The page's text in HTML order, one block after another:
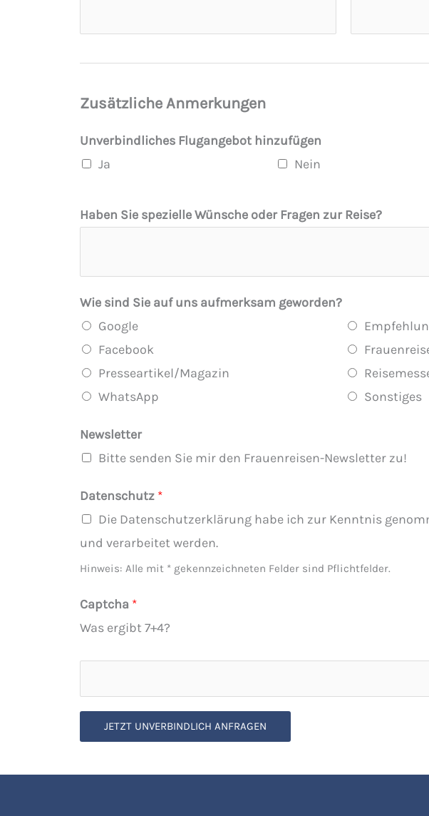
Zusätzliche Anmerkungen
Unverbindliches Flugangebot hinzufügen
Ja
Nein
D
a
e
n
s
c
h
u
z
O
r
t
S
a
t
n
h
Haben Sie spezielle Wünsche oder Fragen zur Reise?
Wie sind Sie auf uns aufmerksam geworden?
Google
Facebook
Presseartikel/Magazin
WhatsApp
Sonstiges
Newsletter
Bitte senden Sie mir den Frauenreisen-Newsletter zu!
Datenschutz *
Die Datenschutzerklärung habe ich zur Kenntnis
und verarbeitet werden.
Hinweis: Alle mit * gekennzeichneten Felder sind Pflichtfelder.
Captcha *
Was ergibt 7+4?
JETZT UNVERBINDLICH ANFRAGEN